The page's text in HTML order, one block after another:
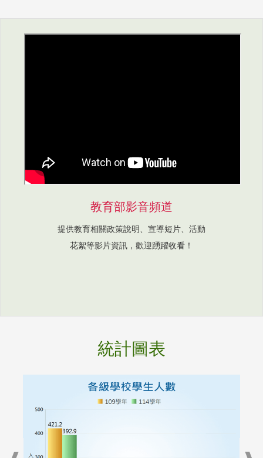
教育部影音頻道
提供教育相關政策說明、宣導短片、活動
花絮等影片資訊，歡迎踴躍收看！
統計圖表